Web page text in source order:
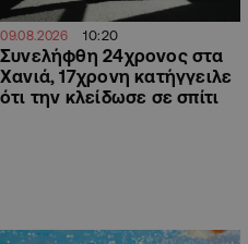
09.08.2026 10:20
Συνελήφθη 24χρονος στα
Χανιά, 17χρονη κατήγγειλε
ότι την κλείδωσε σε σπίτι